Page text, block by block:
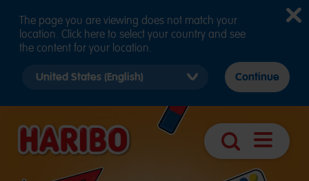
Suche
The page you are viewing does not match your
location. Click here to select your country and see
the content for your location.
country
Continue